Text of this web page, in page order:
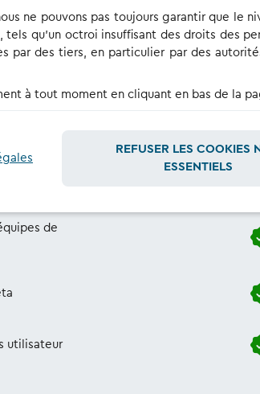
REJOIGNEZ UN GROUPE
ce que cela
de
utilisateur
ne pouvons pas toujours garantir que le
tels qu'un octroi insuffisant des droits des
par des tiers, en particulier par des
à tout moment en cliquant en bas de la
REFUSER LES COOKIES
ESSENTIELS